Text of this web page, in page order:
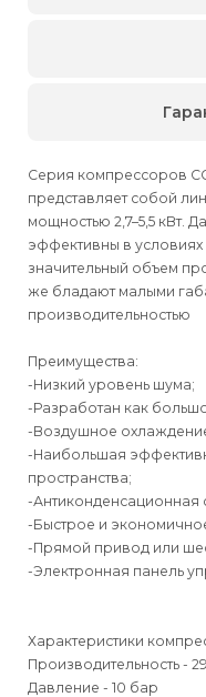
Серия компрессоров
представляет собой
мощностью 2,7–5,5 кВт.
эффективны в условиях
значительный объем
же бладают малыми
производительностью
Преимущества:
-Низкий уровень шума;
-Разработан как
-Воздушное
-Наибольшая
пространства;
-Антиконденсационная
-Быстрое и
-Прямой привод или
-Электронная панель
Характеристики
Производительность -
Давление - 10 бар